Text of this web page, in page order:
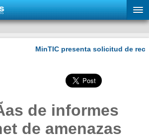
de informes
de amenazas